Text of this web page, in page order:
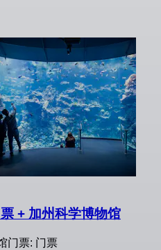
+ 加州科学博物馆
门票: 门票